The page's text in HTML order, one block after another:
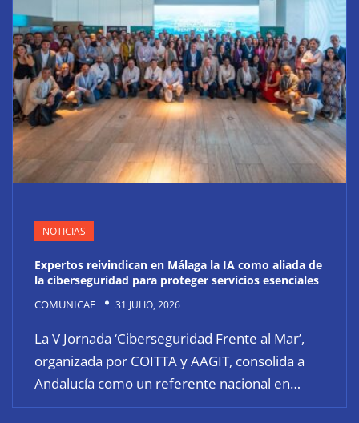
NOTICIAS
Expertos reivindican en Málaga la IA como aliada de
la ciberseguridad para proteger servicios esenciales
COMUNICAE 31 JULIO, 2026
La V Jornada ‘Ciberseguridad Frente al Mar’,
organizada por COITTA y AAGIT, consolida a
Andalucía como un referente nacional en…